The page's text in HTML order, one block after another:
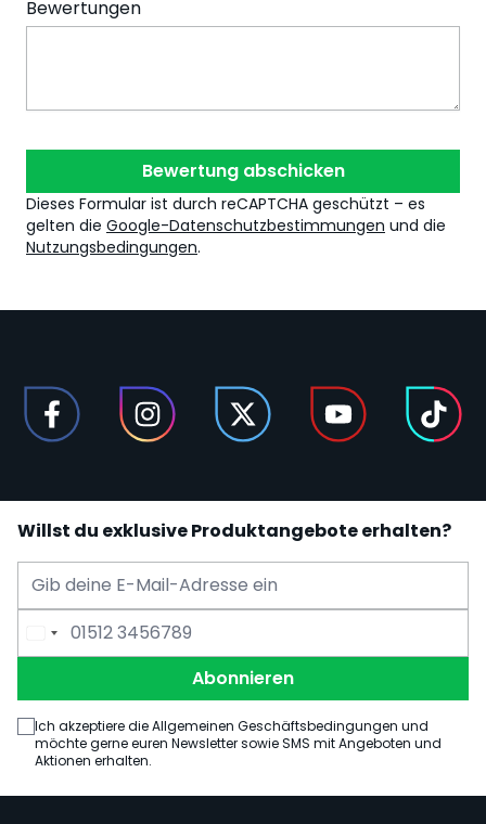
Bewertungen
Bewertung abschicken
Dieses Formular ist durch reCAPTCHA geschützt – es
gelten die Google-Datenschutzbestimmungen und die
Nutzungsbedingungen.
Willst du exklusive Produktangebote erhalten?
E-Mail Adresse
Telefonnummer
Abonnieren
Ich akzeptiere die Allgemeinen Geschäftsbedingungen und
möchte gerne euren Newsletter sowie SMS mit Angeboten und
Aktionen erhalten.